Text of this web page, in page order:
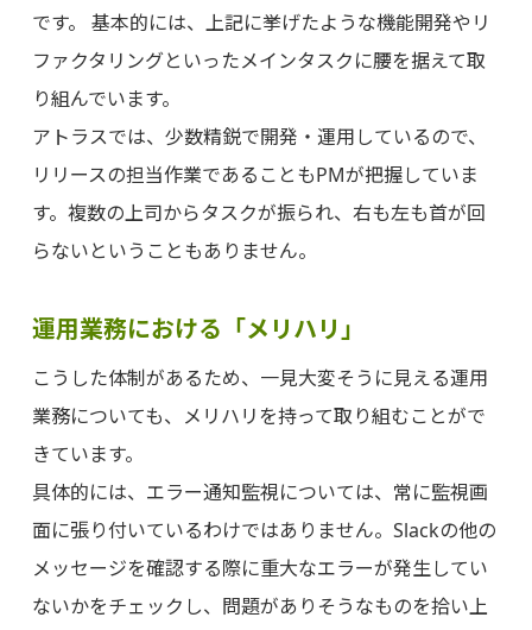
です。 基本的には、上記に挙げたような機能開発やリ
ファクタリングといったメインタスクに腰を据えて取
り組んでいます。
アトラスでは、少数精鋭で開発・運用しているので、
リリースの担当作業であることもPMが把握していま
す。複数の上司からタスクが振られ、右も左も首が回
らないということもありません。
運用業務における「メリハリ」
こうした体制があるため、一見大変そうに見える運用
業務についても、メリハリを持って取り組むことがで
きています。
具体的には、エラー通知監視については、常に監視画
面に張り付いているわけではありません。Slackの他の
メッセージを確認する際に重大なエラーが発生してい
ないかをチェックし、問題がありそうなものを拾い上